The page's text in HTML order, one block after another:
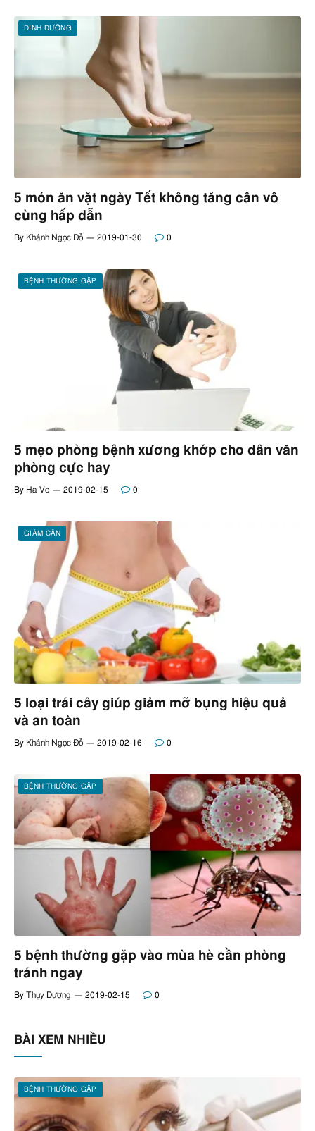
DINH DƯỠNG
5 món ăn vặt ngày Tết không tăng cân vô
cùng hấp dẫn
By Khánh Ngọc Đỗ 2019-01-30 0
BỆNH THƯỜNG GẶP
5 mẹo phòng bệnh xương khớp cho dân văn
phòng cực hay
By Ha Vo 2019-02-15 0
GIẢM CÂN
5 loại trái cây giúp giảm mỡ bụng hiệu quả
và an toàn
By Khánh Ngọc Đỗ 2019-02-16 0
BỆNH THƯỜNG GẶP
5 bệnh thường gặp vào mùa hè cần phòng
tránh ngay
By Thụy Dương 2019-02-15 0
BÀI XEM NHIỀU
BỆNH THƯỜNG GẶP